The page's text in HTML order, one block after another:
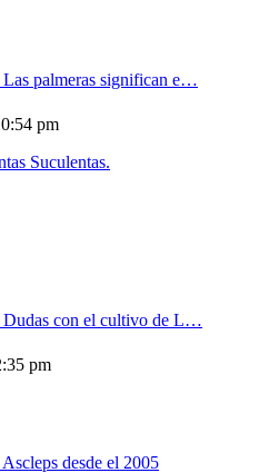
Las palmeras significan e…
pm
Suculentas.
Dudas con el cultivo de L…
pm
desde el 2005